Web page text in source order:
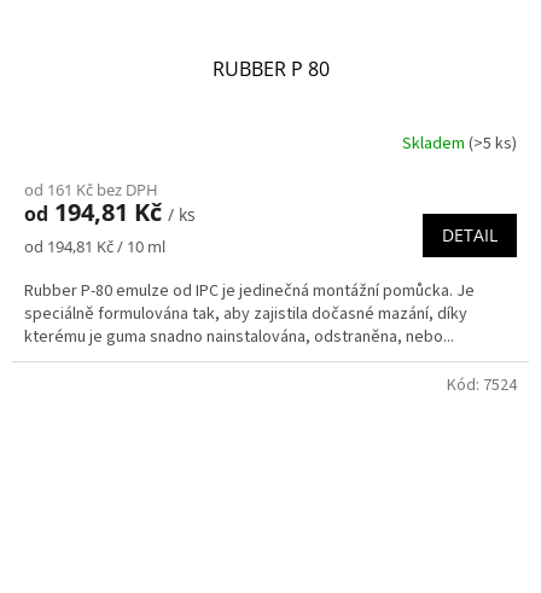
RUBBER P 80
Skladem (>5 ks)
od 161 Kč bez DPH
od 194,81 Kč / ks
Měrná
od 194,81 Kč / 10 ml DETAIL
Rubber P-80 emulze od IPC je jedinečná montážní pomůcka. Je
speciálně formulována tak, aby zajistila dočasné mazání, díky
kterému je guma snadno nainstalována, odstraněna, nebo...
Kód: 7524